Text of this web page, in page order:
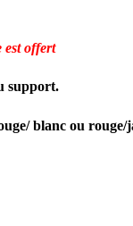
est offert
support.
blanc ou rouge/